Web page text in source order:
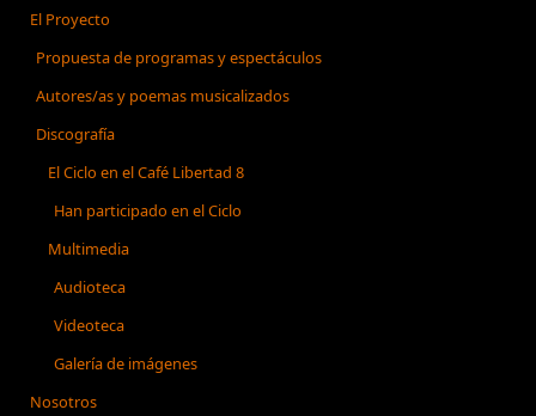
El Proyecto
Propuesta de programas y espectáculos
Autores/as y poemas musicalizados
Discografía
El Ciclo en el Café Libertad 8
Han participado en el Ciclo
Multimedia
Audioteca
Videoteca
Galería de imágenes
Nosotros